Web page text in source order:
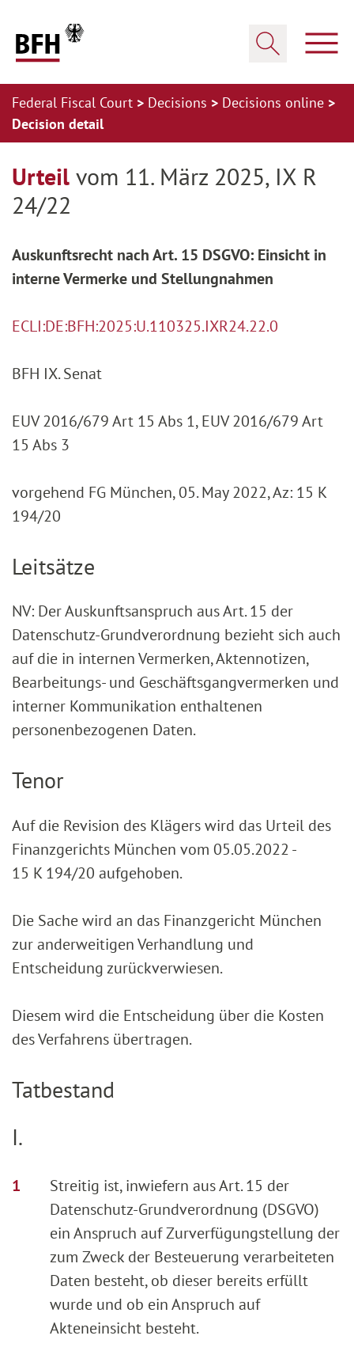
Federal Fiscal Court Decisions
Decisions online
Decision detail
Urteil vom 11. März 2025, IX R
24/22
Auskunftsrecht nach Art. 15 DSGVO: Einsicht in
interne Vermerke und Stellungnahmen
ECLI:DE:BFH:2025:U.110325.IXR24.22.0
BFH IX. Senat
EUV 2016/679 Art 15 Abs 1, EUV 2016/679 Art
15 Abs 3
vorgehend FG München, 05. May 2022, Az: 15 K
194/20
Leitsätze
NV: Der Auskunftsanspruch aus Art. 15 der
Datenschutz-Grundverordnung bezieht sich auch
auf die in internen Vermerken, Aktennotizen,
Bearbeitungs- und Geschäftsgangvermerken und
interner Kommunikation enthaltenen
personenbezogenen Daten.
Tenor
Auf die Revision des Klägers wird das Urteil des
Finanzgerichts München vom 05.05.2022 -
15 K 194/20 aufgehoben.
Die Sache wird an das Finanzgericht München
zur anderweitigen Verhandlung und
Entscheidung zurückverwiesen.
Diesem wird die Entscheidung über die Kosten
des Verfahrens übertragen.
Tatbestand
I.
Streitig ist, inwiefern aus Art. 15 der
Datenschutz-Grundverordnung (DSGVO)
ein Anspruch auf Zurverfügungstellung der
zum Zweck der Besteuerung verarbeiteten
Daten besteht, ob dieser bereits erfüllt
wurde und ob ein Anspruch auf
Akteneinsicht besteht.